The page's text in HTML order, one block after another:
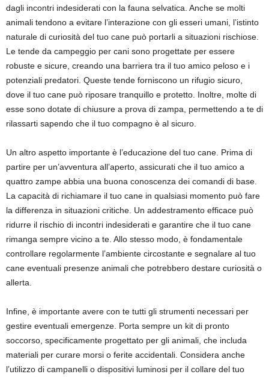
dagli incontri indesiderati con la fauna selvatica. Anche se molti
animali tendono a evitare l’interazione con gli esseri umani, l’istinto
naturale di curiosità del tuo cane può portarli a situazioni rischiose.
Le tende da campeggio per cani sono progettate per essere
robuste e sicure, creando una barriera tra il tuo amico peloso e i
potenziali predatori. Queste tende forniscono un rifugio sicuro,
dove il tuo cane può riposare tranquillo e protetto. Inoltre, molte di
esse sono dotate di chiusure a prova di zampa, permettendo a te di
rilassarti sapendo che il tuo compagno è al sicuro.
Un altro aspetto importante è l’educazione del tuo cane. Prima di
partire per un’avventura all’aperto, assicurati che il tuo amico a
quattro zampe abbia una buona conoscenza dei comandi di base.
La capacità di richiamare il tuo cane in qualsiasi momento può fare
la differenza in situazioni critiche. Un addestramento efficace può
ridurre il rischio di incontri indesiderati e garantire che il tuo cane
rimanga sempre vicino a te. Allo stesso modo, è fondamentale
controllare regolarmente l’ambiente circostante e segnalare al tuo
cane eventuali presenze animali che potrebbero destare curiosità o
allerta.
Infine, è importante avere con te tutti gli strumenti necessari per
gestire eventuali emergenze. Porta sempre un kit di pronto
soccorso, specificamente progettato per gli animali, che includa
materiali per curare morsi o ferite accidentali. Considera anche
l’utilizzo di campanelli o dispositivi luminosi per il collare del tuo